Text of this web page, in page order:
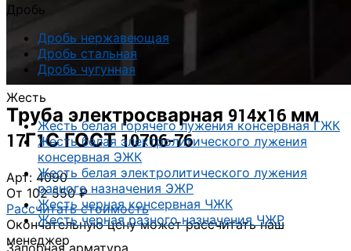
Дробь
Дробь нержавеющая
Дробь стальная
Дробь чугунная
Жесть
Жесть белая горячего лужения консервная ГЖК
Жесть белая электролитического лужения
консервная ЭЖК
Жесть белая электролитического лужения
разного назначения ЭЖР
Жесть черная консервная ЧЖК
Жесть черная разного назначения ЧЖР
Запорная арматура
Труба электросварная 914х16 мм
17Г1С ГОСТ 10706-76
Арт: 4090
От 102 550 ₽
Рассчитать стоимость
Окончательную цену может рассчитать наш
менеджер